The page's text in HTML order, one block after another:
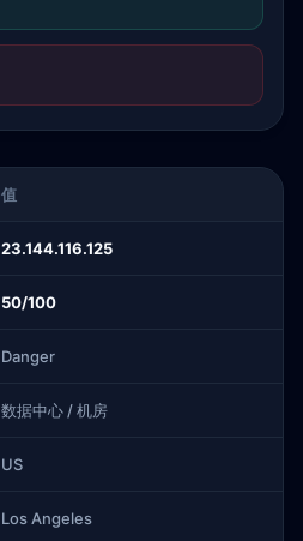
值
23.144.116.125
50/100
Danger
数据中心 / 机房
US
Los Angeles